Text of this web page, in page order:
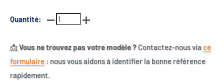
Quantité:
📩Vous ne trouvez pas votre modèle ?Contactez-nous viace
formulaire : nous vous aidons à identifier la bonne référence
rapidement.